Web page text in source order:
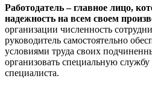
Работодатель – главное лицо,
надежность на всем своем
организации численность
руководитель самостоятельно
условиями труда своих
организовать специальную службу
специалиста.